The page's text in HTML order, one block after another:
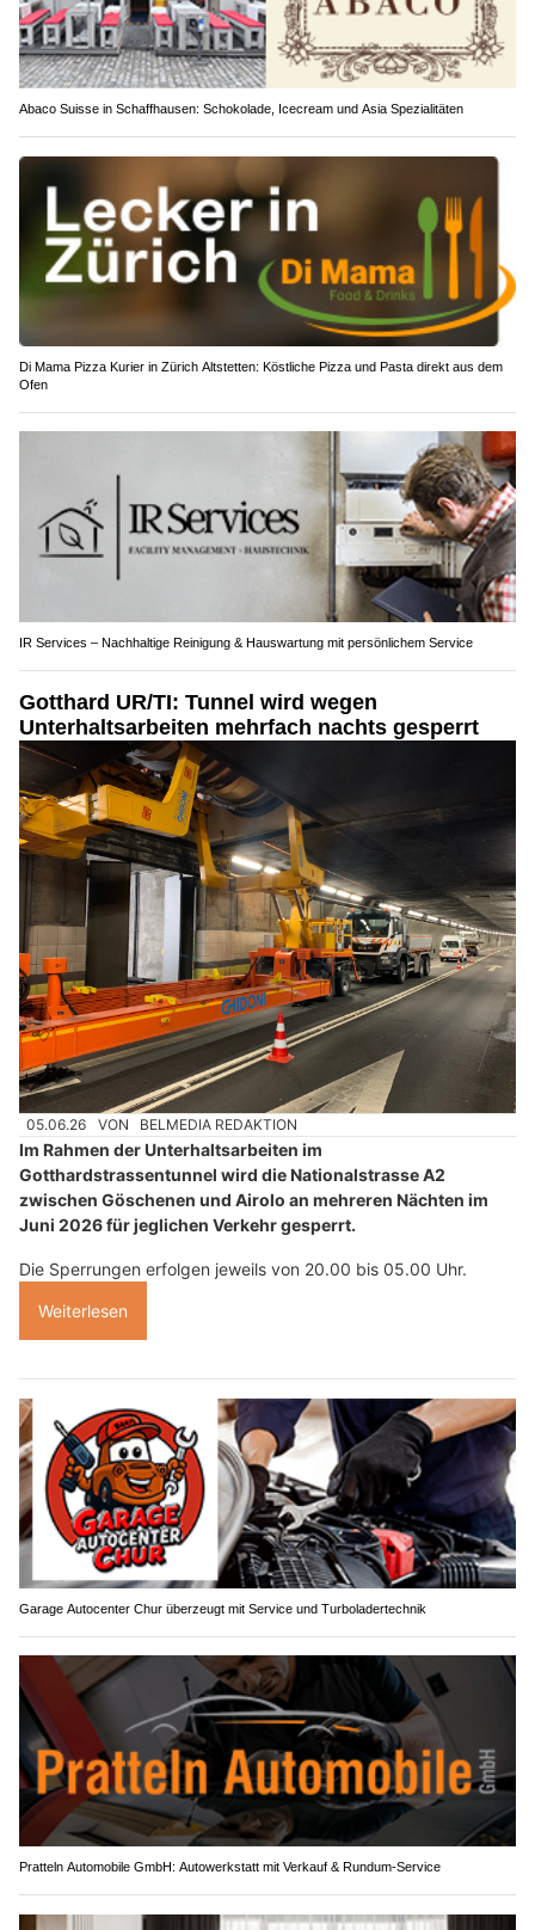
Abaco Suisse in Schaffhausen: Schokolade, Icecream und Asia Spezialitäten
Di Mama Pizza Kurier in Zürich Altstetten: Köstliche Pizza und Pasta direkt aus dem
Ofen
IR Services – Nachhaltige Reinigung & Hauswartung mit persönlichem Service
Gotthard UR/TI: Tunnel wird wegen
Unterhaltsarbeiten mehrfach nachts gesperrt
05.06.26 VON BELMEDIA REDAKTION
Im Rahmen der Unterhaltsarbeiten im
Gotthardstrassentunnel wird die Nationalstrasse A2
zwischen Göschenen und Airolo an mehreren Nächten im
Juni 2026 für jeglichen Verkehr gesperrt.
Die Sperrungen erfolgen jeweils von 20.00 bis 05.00 Uhr.
Weiterlesen
Garage Autocenter Chur überzeugt mit Service und Turboladertechnik
Pratteln Automobile GmbH: Autowerkstatt mit Verkauf & Rundum-Service